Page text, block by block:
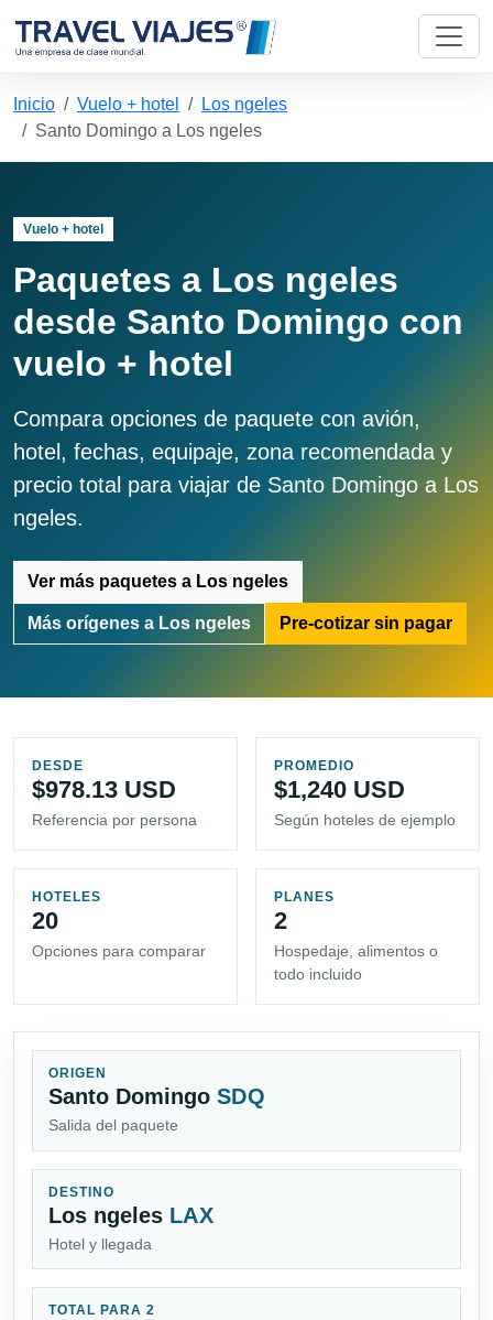
Inicio Vuelo + hotel
Los ngeles
Santo Domingo a Los ngeles
Vuelo + hotel
Paquetes a Los ngeles
desde Santo Domingo con
vuelo + hotel
Compara opciones de paquete con avión,
hotel, fechas, equipaje, zona recomendada y
precio total para viajar de Santo Domingo a Los
ngeles.
Ver más paquetes a Los ngeles
Más orígenes a Los ngeles Pre-cotizar sin pagar
DESDE
$978.13 USD
Referencia por persona
PROMEDIO
$1,240 USD
Según hoteles de ejemplo
HOTELES
20
Opciones para comparar
PLANES
2
Hospedaje, alimentos o
todo incluido
ORIGEN
Santo Domingo SDQ
Salida del paquete
DESTINO
Los ngeles LAX
Hotel y llegada
TOTAL PARA 2